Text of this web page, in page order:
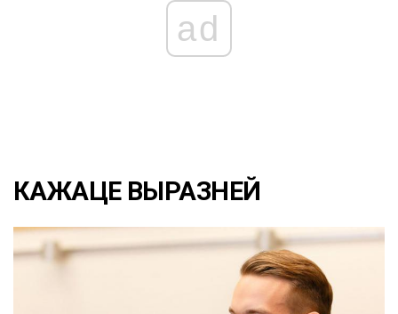
ad
КАЖАЦЕ ВЫРАЗНЕЙ